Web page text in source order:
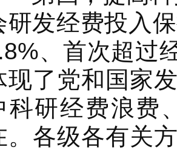
研发经费投入
、首次超过
现了党和国家
科研经费浪费
。各级各有关